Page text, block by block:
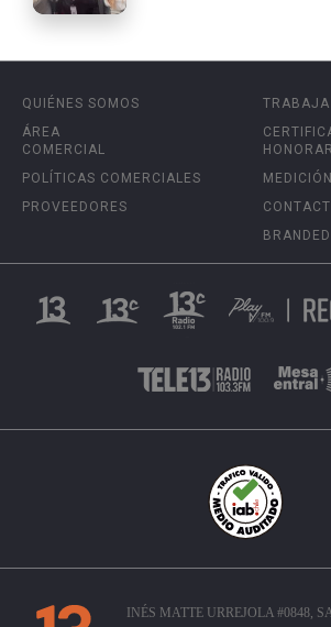
QUIÉNES SOMOS
ÁREA
COMERCIAL
POLÍTICAS COMERCIALES
PROVEEDORES
TRABAJA
INÉS MATTE URREJOLA #0848,